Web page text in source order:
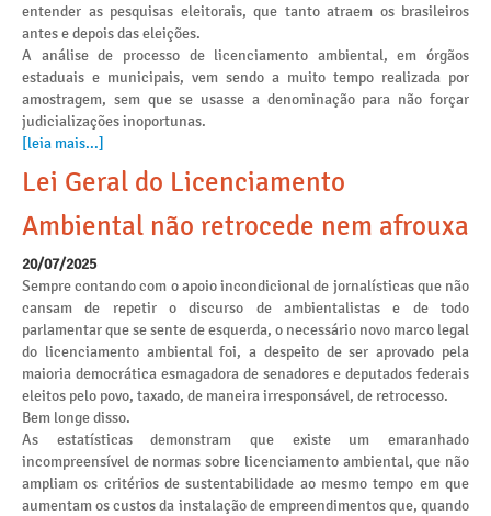
entender as pesquisas eleitorais, que tanto atraem os brasileiros
antes e depois das eleições.
A análise de processo de licenciamento ambiental, em órgãos
estaduais e municipais, vem sendo a muito tempo realizada por
amostragem, sem que se usasse a denominação para não forçar
judicializações inoportunas.
[leia mais...]
Lei Geral do Licenciamento
Ambiental não retrocede nem afrouxa
20/07/2025
Sempre contando com o apoio incondicional de jornalísticas que não
cansam de repetir o discurso de ambientalistas e de todo
parlamentar que se sente de esquerda, o necessário novo marco legal
do licenciamento ambiental foi, a despeito de ser aprovado pela
maioria democrática esmagadora de senadores e deputados federais
eleitos pelo povo, taxado, de maneira irresponsável, de retrocesso.
Bem longe disso.
As estatísticas demonstram que existe um emaranhado
incompreensível de normas sobre licenciamento ambiental, que não
ampliam os critérios de sustentabilidade ao mesmo tempo em que
aumentam os custos da instalação de empreendimentos que, quando